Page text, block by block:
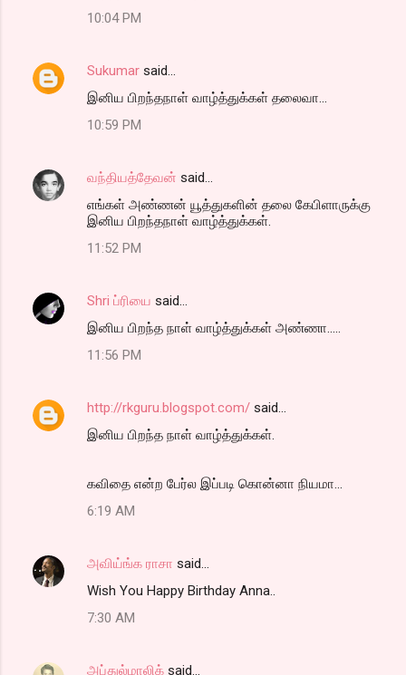
10:04 PM
Sukumar said…
இனிய பிறந்தநாள் வாழ்த்துக்கள் தலைவா...
10:59 PM
வந்தியத்தேவன் said…
எங்கள் அண்ணன் யூத்துகளின் தலை கேபிளாருக்கு
இனிய பிறந்தநாள் வாழ்த்துக்கள்.
11:52 PM
Shri ப்ரியை said…
இனிய பிறந்த நாள் வாழ்த்துக்கள் அண்ணா.....
11:56 PM
http://rkguru.blogspot.com/ said…
இனிய பிறந்த நாள் வாழ்த்துக்கள்.
கவிதை என்ற பேர்ல இப்படி கொன்னா நியமா...
6:19 AM
அவிய்ங்க ராசா said…
Wish You Happy Birthday Anna..
7:30 AM
அப்துல்மாலிக் said…